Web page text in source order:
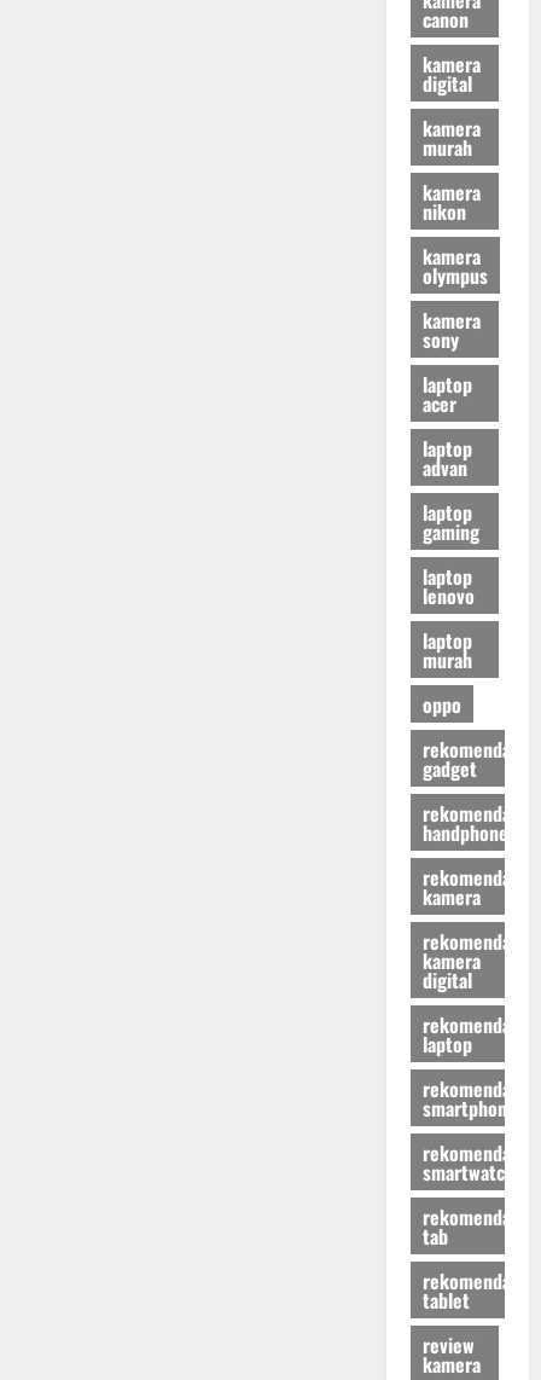
canon
kamera
digital
kamera
murah
kamera
nikon
kamera
olympus
kamera
sony
laptop
acer
laptop
advan
laptop
gaming
laptop
lenovo
laptop
murah
oppo
rekomendasi
gadget
rekomendasi
handphone
rekomendasi
kamera
rekomendasi
kamera
digital
rekomendasi
laptop
rekomendasi
smartphone
rekomendasi
smartwatch
rekomendasi
tab
rekomendasi
tablet
review
kamera